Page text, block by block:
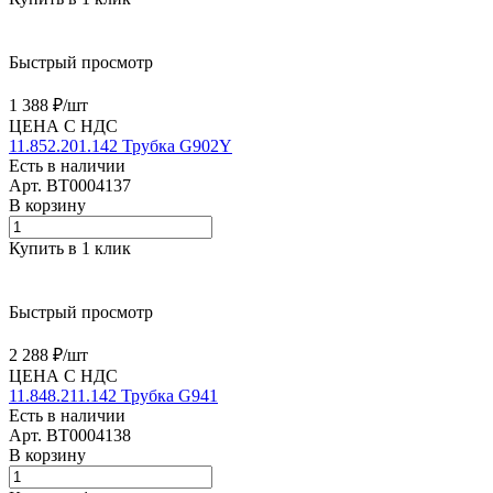
Быстрый просмотр
1 388 ₽/шт
ЦЕНА С НДС
11.852.201.142 Трубка G902Y
Есть в наличии
Арт. BT0004137
В корзину
Купить в 1 клик
Быстрый просмотр
2 288 ₽/шт
ЦЕНА С НДС
11.848.211.142 Трубка G941
Есть в наличии
Арт. BT0004138
В корзину